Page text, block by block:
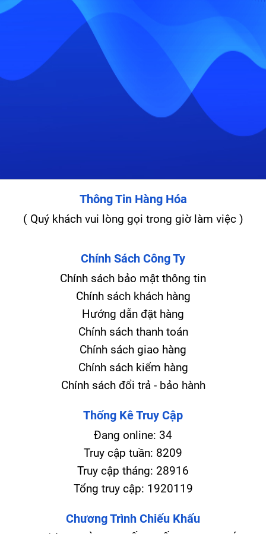
Thông Tin Hàng Hóa
( Quý khách vui lòng gọi trong giờ làm việc )
Chính Sách Công Ty
Chính sách bảo mật thông tin
Chính sách khách hàng
Hướng dẫn đặt hàng
Chính sách thanh toán
Chính sách giao hàng
Chính sách kiểm hàng
Chính sách đổi trả - bảo hành
Thống Kê Truy Cập
Đang online: 34
Truy cập tuần: 8209
Truy cập tháng: 28916
Tổng truy cập: 1920119
Chương Trình Chiếu Khấu